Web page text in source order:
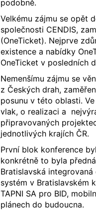
podobně.
Velkému zájmu se opět
společnosti CENDIS,
(OneTicket). Nejprve
existence a nabídky
OneTicket v posledních
Nemenšímu zájmu se
z Českých drah,
posunu v této oblasti.
vlak, o realizaci a
připravovaných
jednotlivých krajích ČR.
První blok konference
konkrétně to byla
Bratislavská
systém v Bratislavském
TAPNI SA pro BID,
plánech do budoucna.